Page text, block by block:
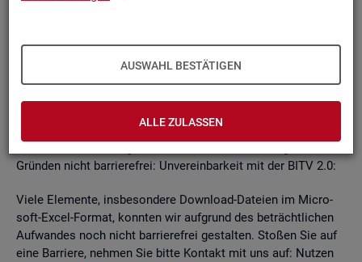
AUSWAHL BESTÄTIGEN
ALLE ZULASSEN
kon­ti­nu­ier­lich durch­ge­führt wer­den.
Die Web­sei­ten sind mit den ge­nann­ten An­for­de­run­gen teil­
Grün­den nicht bar­rie­re­frei: Un­ver­ein­bar­keit mit der BITV 2.0:
Viele Ele­men­te, ins­be­son­de­re Down­load-Da­tei­en im Mi­cro­
soft-Excel-For­mat, konn­ten wir auf­grund des be­trächt­li­chen
Auf­wan­des noch nicht bar­rie­re­frei ge­stal­ten. Sto­ßen Sie auf
eine Bar­rie­re, neh­men Sie bitte Kon­takt mit uns auf: Nut­zen